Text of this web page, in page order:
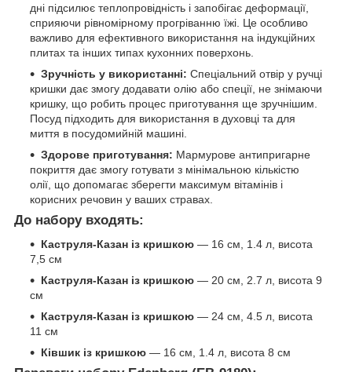
дні підсилює теплопровідність і запобігає деформації,
сприяючи рівномірному прогріванню їжі. Це особливо
важливо для ефективного використання на індукційних
плитах та інших типах кухонних поверхонь.
Зручність у використанні: Спеціальний отвір у ручці
кришки дає змогу додавати олію або спеції, не знімаючи
кришку, що робить процес приготування ще зручнішим.
Посуд підходить для використання в духовці та для
миття в посудомийній машині.
Здорове приготування: Мармурове антипригарне
покриття дає змогу готувати з мінімальною кількістю
олії, що допомагає зберегти максимум вітамінів і
корисних речовин у ваших стравах.
До набору входять:
Каструля-Казан із кришкою — 16 см, 1.4 л, висота
7,5 см
Каструля-Казан із кришкою — 20 см, 2.7 л, висота 9
см
Каструля-Казан із кришкою — 24 см, 4.5 л, висота
11 см
Ківшик із кришкою — 16 см, 1.4 л, висота 8 см